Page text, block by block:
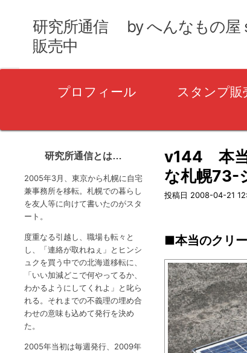
研究所通信 by へんなもの屋
販売中
マ
プロフィール スタンプ販
v144 本当
な札幌73-
投稿日 2008-04-21
■本当のクリ
研究所通信とは…
2005年3月、東京から札幌に自宅
兼事務所を移転。札幌での暮らし
を友人等に向けて書いたのがスタ
ート。
度重なる引越し、職場も転々と
し、「連絡が取れねぇ」とヒンシ
ュクを買う中での北海道移転に、
「いい加減どこで何やってるか、
わかるようにしてくれよ」と叱ら
れる。それまでの不義理の埋め合
わせの意味も込めて発行を決め
た。
2005年当初は毎週発行、2009年